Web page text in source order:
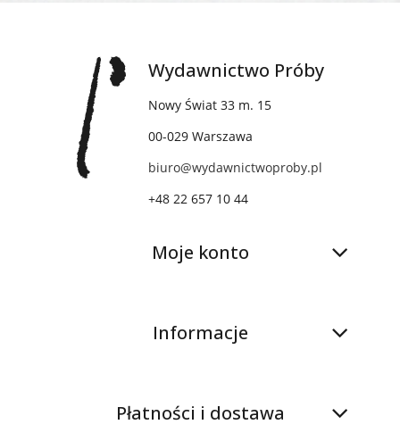
Wydawnictwo Próby
Nowy Świat 33 m. 15
00-029 Warszawa
biuro@wydawnictwoproby.pl
+48 22 657 10 44
Moje konto
Informacje
Płatności i dostawa